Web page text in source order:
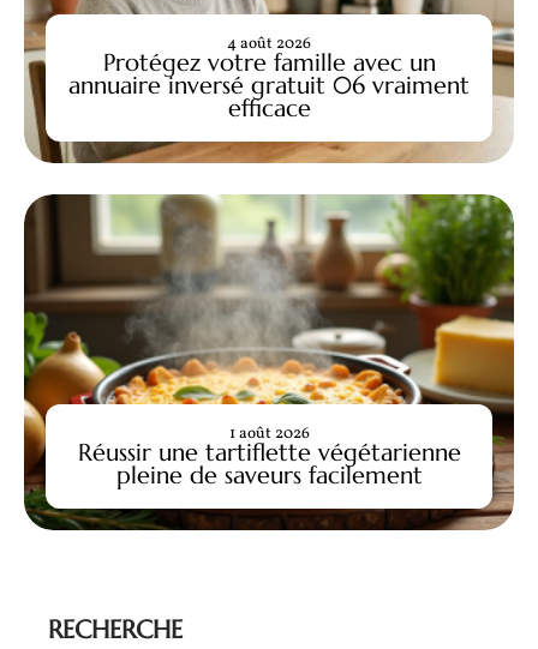
Protégez votre famille avec un
annuaire inversé gratuit 06 vraiment
efficace
4 août 2026
Réussir une tartiflette végétarienne
pleine de saveurs facilement
1 août 2026
RECHERCHE